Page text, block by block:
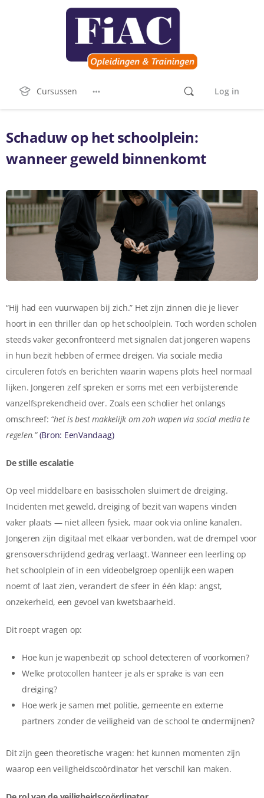
Cursussen Log in
Schaduw op het schoolplein:
wanneer geweld binnenkomt
“Hij had een vuurwapen bij zich.” Het zijn zinnen die je liever
hoort in een thriller dan op het schoolplein. Toch worden scholen
steeds vaker geconfronteerd met signalen dat jongeren wapens
in hun bezit hebben of ermee dreigen. Via sociale media
circuleren foto’s en berichten waarin wapens plots heel normaal
lijken. Jongeren zelf spreken er soms met een verbijsterende
vanzelfsprekendheid over. Zoals een scholier het onlangs
omschreef: “het is best makkelijk om zo’n wapen via social media te
regelen.” (Bron: EenVandaag)
De stille escalatie
Op veel middelbare en basis­scholen sluimert de dreiging.
Incidenten met geweld, dreiging of bezit van wapens vinden
vaker plaats — niet alleen fysiek, maar ook via online kanalen.
Jongeren zijn digitaal met elkaar verbonden, wat de drempel voor
grensoverschrijdend gedrag verlaagt. Wanneer een leerling op
het schoolplein of in een videobelgroep openlijk een wapen
noemt of laat zien, verandert de sfeer in één klap: angst,
onzekerheid, een gevoel van kwetsbaarheid.
Dit roept vragen op:
Hoe kun je wapenbezit op school detecteren of voorkomen?
Welke protocollen hanteer je als er sprake is van een
dreiging?
Hoe werk je samen met politie, gemeente en externe
partners zonder de veiligheid van de school te ondermijnen?
Dit zijn geen theoretische vragen: het kunnen momenten zijn
waarop een veiligheidscoördinator het verschil kan maken.